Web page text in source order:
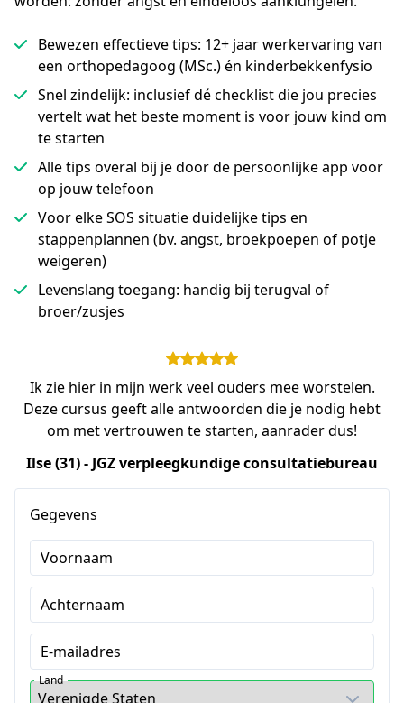
Bewezen effectieve tips: 12+ jaar werkervaring van
een orthopedagoog (MSc.) én kinderbekkenfysio
Snel zindelijk: inclusief dé checklist die jou precies
vertelt wat het beste moment is voor jouw kind om
te starten
Alle tips overal bij je door de persoonlijke app voor
op jouw telefoon
Voor elke SOS situatie duidelijke tips en
stappenplannen (bv. angst, broekpoepen of potje
weigeren)
Levenslang toegang: handig bij terugval of
broer/zusjes
Ik zie hier in mijn werk veel ouders mee worstelen.
Deze cursus geeft alle antwoorden die je nodig hebt
om met vertrouwen te starten, aanrader dus!
Ilse (31) - JGZ verpleegkundige consultatiebureau
Gegevens
Voornaam
Achternaam
E-mailadres
Land